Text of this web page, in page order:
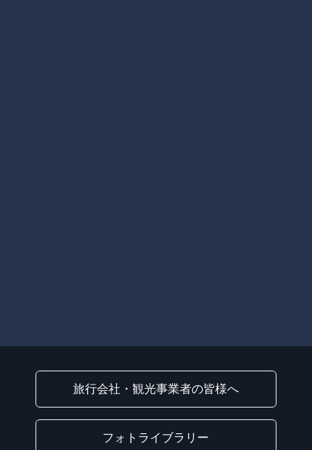
旅行会社・観光事業者の皆様へ
フォトライブラリー